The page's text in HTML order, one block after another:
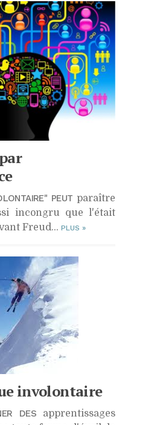
PEUT paraître
incongru que l'était
Freud... PLUS »
involontaire
DES apprentissages